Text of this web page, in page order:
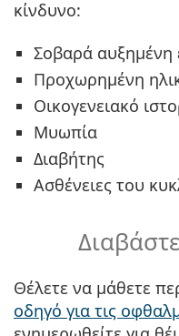
κίνδυνο:
Σοβαρά αυξημένη
Προχωρημένη
Οικογενειακό
Μυωπία
Διαβήτης
Ασθένειες του
Θέλετε να μάθετε
οδηγό για τις